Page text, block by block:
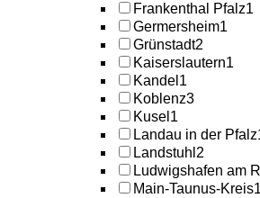
Frankenthal Pfalz1
Germersheim1
Grünstadt2
Kaiserslautern1
Kandel 1
Koblenz3
Kusel 1
Landau in der Pfalz
Landstuhl 2
Ludwigshafen am
Main-Taunus-Kreis1